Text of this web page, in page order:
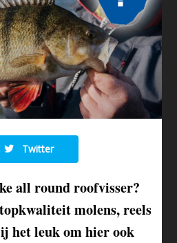
Twitter
all round roofvisser?
molens, reels
het leuk om hier ook